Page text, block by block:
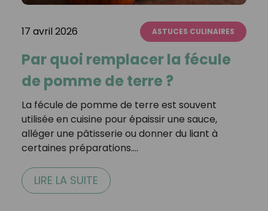
17 avril 2026 ASTUCES CULINAIRES
Par quoi remplacer la fécule
de pomme de terre ?
La fécule de pomme de terre est souvent
utilisée en cuisine pour épaissir une sauce,
alléger une pâtisserie ou donner du liant à
certaines préparations.…
LIRE LA SUITE